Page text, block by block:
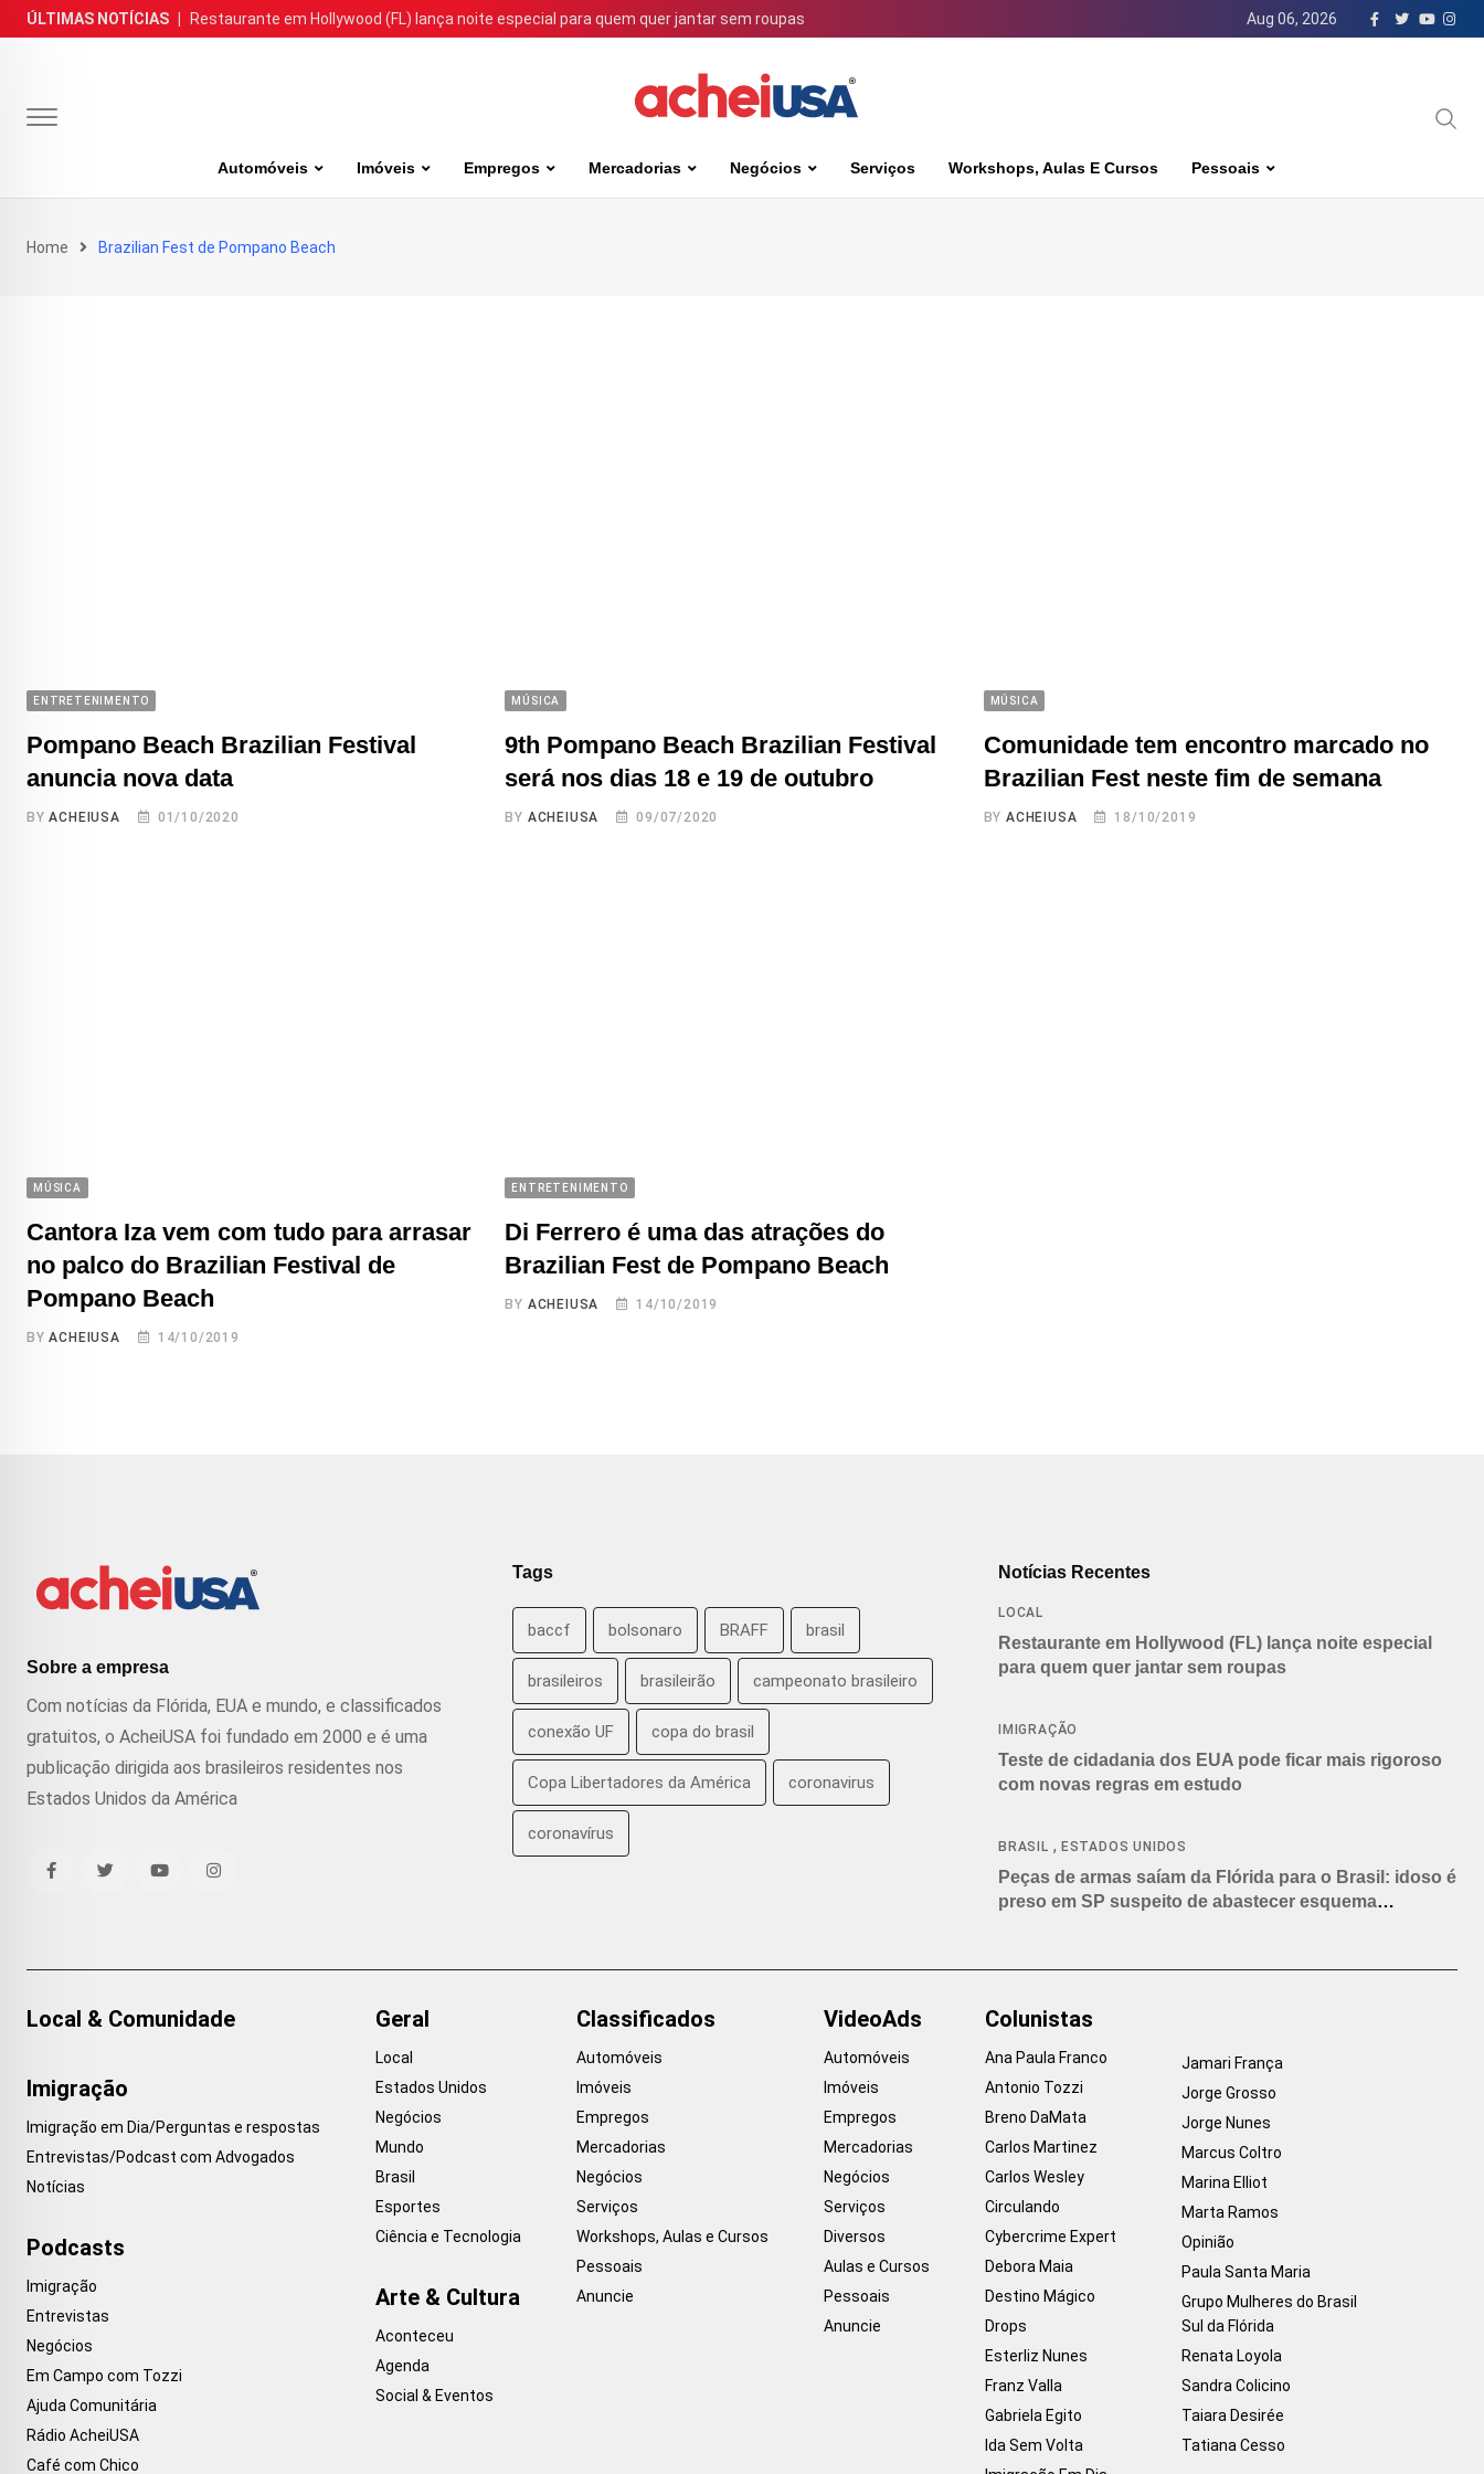
Skip
to
ÚLTIMAS NOTÍCIAS Restaurante em Hollywood (FL) lança noite especial para quem quer jantar sem roupas Aug 06, 2026
Automóveis Imóveis Empregos Mercadorias Negócios Serviços Workshops, Aulas E Cursos Pessoais
Home Brazilian Fest de Pompano Beach
ENTRETENIMENTO
Pompano Beach Brazilian Festival
anuncia nova data
BYACHEIUSA 01/10/2020
MÚSICA
9th Pompano Beach Brazilian Festival
será nos dias 18 e 19 de outubro
BY ACHEIUSA 09/07/2020
MÚSICA
Comunidade tem encontro marcado no
Brazilian Fest neste fim de semana
BYACHEIUSA 18/10/2019
MÚSICA
Cantora Iza vem com tudo para arrasar
no palco do Brazilian Festival de
Pompano Beach
BYACHEIUSA 14/10/2019
ENTRETENIMENTO
Di Ferrero é uma das atrações do
Brazilian Fest de Pompano Beach
BY ACHEIUSA 14/10/2019
Sobre a empresa
Com notícias da Flórida, EUA e mundo, e classificados
gratuitos, o AcheiUSA foi fundado em 2000 e é uma
publicação dirigida aos brasileiros residentes nos
Estados Unidos da América
Tags
baccf bolsonaro BRAFF brasil
brasileiros brasileirão campeonato brasileiro
conexão UF copa do brasil
Copa Libertadores da América coronavirus
coronavírus
Notícias Recentes
LOCAL
Restaurante em Hollywood (FL) lança noite especial
para quem quer jantar sem roupas
IMIGRAÇÃO
Teste de cidadania dos EUA pode ficar mais rigoroso
com novas regras em estudo
BRASIL , ESTADOS UNIDOS
Peças de armas saíam da Flórida para o Brasil: idoso é
preso em SP suspeito de abastecer esquema
Local & Comunidade
Imigração
Imigração em Dia/Perguntas e respostas
Entrevistas/Podcast com Advogados
Notícias
Podcasts
Imigração
Entrevistas
Negócios
Em Campo com Tozzi
Ajuda Comunitária
Rádio AcheiUSA
Café com Chico
Geral
Local
Estados Unidos
Negócios
Mundo
Brasil
Esportes
Ciência e Tecnologia
Arte & Cultura
Aconteceu
Agenda
Social & Eventos
Classificados
Automóveis
Imóveis
Empregos
Mercadorias
Negócios
Serviços
Workshops, Aulas e Cursos
Pessoais
Anuncie
VideoAds
Automóveis
Imóveis
Empregos
Mercadorias
Negócios
Serviços
Diversos
Aulas e Cursos
Pessoais
Anuncie
Colunistas
Ana Paula Franco
Antonio Tozzi
Breno DaMata
Carlos Martinez
Carlos Wesley
Circulando
Cybercrime Expert
Debora Maia
Destino Mágico
Drops
Esterliz Nunes
Franz Valla
Gabriela Egito
Ida Sem Volta
Jamari França
Jorge Grosso
Jorge Nunes
Marcus Coltro
Marina Elliot
Marta Ramos
Opinião
Paula Santa Maria
Grupo Mulheres do Brasil
Sul da Flórida
Renata Loyola
Sandra Colicino
Taiara Desirée
Tatiana Cesso